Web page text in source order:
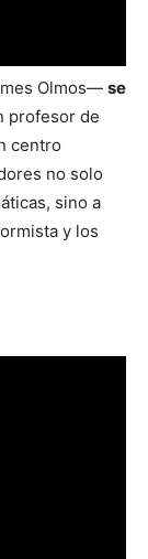
Olmos— se
profesor de
centro
no solo
sino a
y los